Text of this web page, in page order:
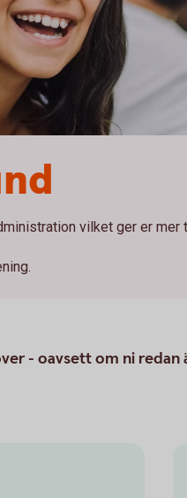
vilket ger er mer
- oavsett om ni redan